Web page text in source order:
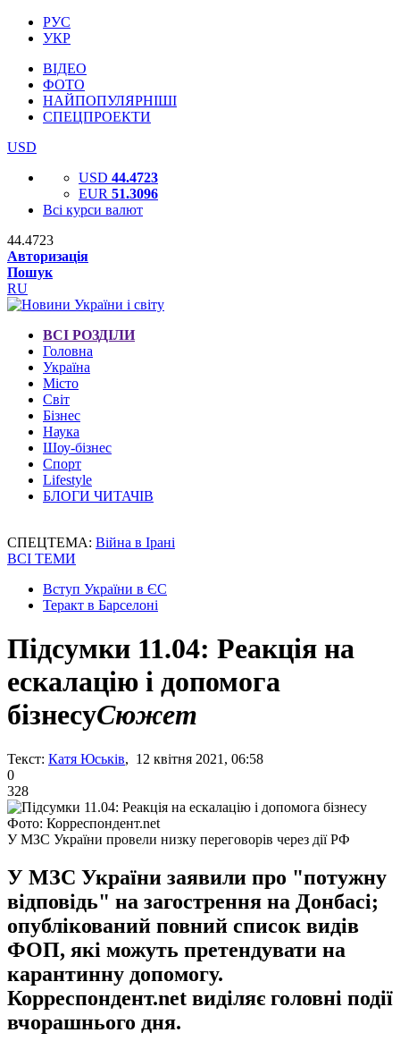
РУС
УКР
ВІДЕО
ФОТО
НАЙПОПУЛЯРНІШІ
СПЕЦПРОЕКТИ
USD
USD 44.4723
EUR 51.3096
Всі курси валют
44.4723
Авторизація
Пошук
RU
ВСІ РОЗДІЛИ
Головна
Україна
Місто
Світ
Бізнес
Наука
Шоу-бізнес
Спорт
Lifestyle
БЛОГИ ЧИТАЧІВ
СПЕЦТЕМА: Війна в Ірані
ВСІ ТЕМИ
Вступ України в ЄС
Теракт в Барселоні
Підсумки 11.04: Реакція на
ескалацію і допомога
бізнесуСюжет
Текст: Катя Юськів, 12 квітня 2021, 06:58
0
328
Фото: Корреспондент.net
У МЗС України провели низку переговорів через дії РФ
У МЗС України заявили про "потужну
відповідь" на загострення на Донбасі;
опублікований повний список видів
ФОП, які можуть претендувати на
карантинну допомогу.
Корреспондент.net виділяє головні події
вчорашнього дня.